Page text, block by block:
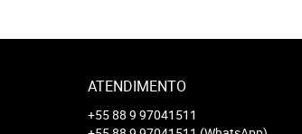
ATENDIMENTO
+55 88 9 97041511